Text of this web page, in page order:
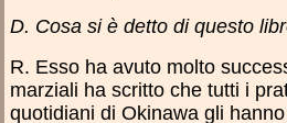
D. Cosa si è detto di questo
R. Esso ha avuto molto
marziali ha scritto che tutti i
quotidiani di Okinawa gli